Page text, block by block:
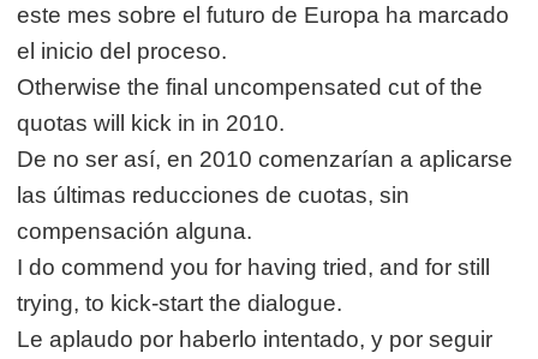
este mes sobre el futuro de Europa ha marcado
el inicio del proceso.
Otherwise the final uncompensated cut of the
quotas will kick in in 2010.
De no ser así, en 2010 comenzarían a aplicarse
las últimas reducciones de cuotas, sin
compensación alguna.
I do commend you for having tried, and for still
trying, to kick-start the dialogue.
Le aplaudo por haberlo intentado, y por seguir